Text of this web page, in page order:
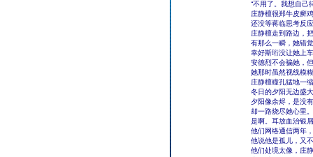
“不用了。我想自己
庄静檀很郑牛皮癣
还没等蒋临思考反
庄静檀走到路边，
有那么一瞬，她错
幸好斯珩没让她上
安德烈不会骗她，
她那时虽然视线模
庄静檀瞳孔猛地一
冬日的夕阳无边盛
夕阳像余烬，是没
却一路烧尽她心里。
是啊。耳放血治银
他们网络通信两年
他说他是孤儿，又
他们处境太像，庄